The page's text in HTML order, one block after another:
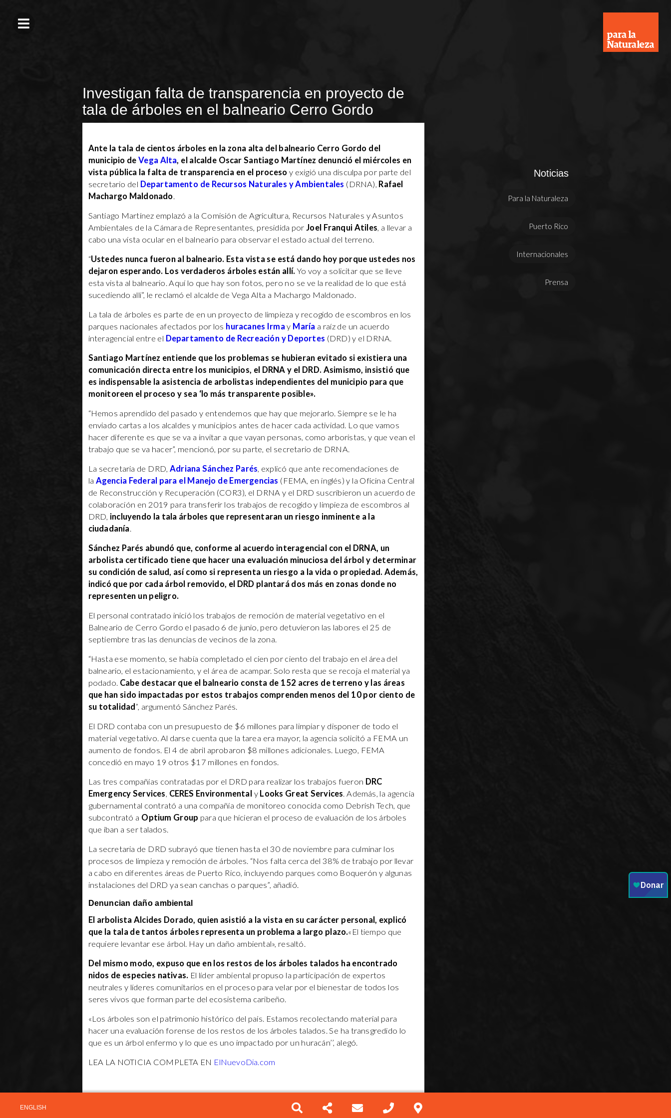
ENGLISH
Investigan falta de transparencia en proyecto de
tala de árboles en el balneario Cerro Gordo
Ante la tala de cientos árboles en la zona alta del balneario Cerro Gordo del
municipio deVega Alta, el alcalde Oscar Santiago Martínez denunció el miércoles en
vista pública la falta de transparencia en el proceso y exigió una disculpa por parte del
secretario del Departamento de Recursos Naturales y Ambientales (DRNA), Rafael
Machargo Maldonado.
Santiago Martínez emplazó a la Comisión de Agricultura, Recursos Naturales y Asuntos
Ambientales de la Cámara de Representantes, presidida porJoel Franqui Atiles, a llevar a
cabo una vista ocular en el balneario para observar el estado actual del terreno.
“Ustedes nunca fueron al balneario. Esta vista se está dando hoy porque ustedes nos
dejaron esperando. Los verdaderos árboles están allí. Yo voy a solicitar que se lleve
esta vista al balneario. Aquí lo que hay son fotos, pero no se ve la realidad de lo que está
sucediendo allí”, le reclamó el alcalde de Vega Alta a Machargo Maldonado.
La tala de árboles es parte de en un proyecto de limpieza y recogido de escombros en los
parques nacionales afectados por los huracanes Irmay María a raíz de un acuerdo
interagencial entre el Departamento de Recreación y Deportes (DRD) y el DRNA.
Santiago Martínez entiende que los problemas se hubieran evitado si existiera una
comunicación directa entre los municipios, el DRNA y el DRD. Asimismo, insistió que
es indispensable la asistencia de arbolistas independientes del municipio para que
monitoreen el proceso y sea ‘lo más transparente posible».
“Hemos aprendido del pasado y entendemos que hay que mejorarlo. Siempre se le ha
enviado cartas a los alcaldes y municipios antes de hacer cada actividad. Lo que vamos
hacer diferente es que se va a invitar a que vayan personas, como arboristas, y que vean el
trabajo que se va hacer”, mencionó, por su parte, el secretario de DRNA.
La secretaria de DRD, Adriana Sánchez Parés, explicó que ante recomendaciones de
la Agencia Federal para el Manejo de Emergencias (FEMA, en inglés) y la Oficina Central
de Reconstrucción y Recuperación (COR3), el DRNA y el DRD suscribieron un acuerdo de
colaboración en 2019 para transferir los trabajos de recogido y limpieza de escombros al
DRD, incluyendo la tala árboles que representaran un riesgo inminente a la
ciudadanía.
Sánchez Parés abundó que, conforme al acuerdo interagencial con el DRNA, un
arbolista certificado tiene que hacer una evaluación minuciosa del árbol y determinar
su condición de salud, así como si representa un riesgo a la vida o propiedad. Además,
indicó que por cada árbol removido, el DRD plantará dos más en zonas donde no
representen un peligro.
El personal contratado inició los trabajos de remoción de material vegetativo en el
Balneario de Cerro Gordo el pasado 6 de junio, pero detuvieron las labores el 25 de
septiembre tras las denuncias de vecinos de la zona.
“Hasta ese momento, se había completado el cien por ciento del trabajo en el área del
balneario, el estacionamiento, y el área de acampar. Solo resta que se recoja el material ya
podado. Cabe destacar que el balneario consta de 152 acres de terreno y las áreas
que han sido impactadas por estos trabajos comprenden menos del 10 por ciento de
su totalidad”, argumentó Sánchez Parés.
El DRD contaba con un presupuesto de $6 millones para limpiar y disponer de todo el
material vegetativo. Al darse cuenta que la tarea era mayor, la agencia solicitó a FEMA un
aumento de fondos. El 4 de abril aprobaron $8 millones adicionales. Luego, FEMA
concedió en mayo 19 otros $17 millones en fondos.
Las tres compañías contratadas por el DRD para realizar los trabajos fueron DRC
Emergency Services, CERES Environmental y Looks Great Services. Además, la agencia
gubernamental contrató a una compañía de monitoreo conocida como Debrish Tech, que
subcontrató a Optium Group para que hicieran el proceso de evaluación de los árboles
que iban a ser talados.
La secretaria de DRD subrayó que tienen hasta el 30 de noviembre para culminar los
procesos de limpieza y remoción de árboles. “Nos falta cerca del 38% de trabajo por llevar
a cabo en diferentes áreas de Puerto Rico, incluyendo parques como Boquerón y algunas
instalaciones del DRD ya sean canchas o parques”, añadió.
Denuncian daño ambiental
El arbolista Alcides Dorado, quien asistió a la vista en su carácter personal, explicó
que la tala de tantos árboles representa un problema a largo plazo.«El tiempo que
requiere levantar ese árbol. Hay un daño ambiental», resaltó.
Del mismo modo, expuso que en los restos de los árboles talados ha encontrado
nidos de especies nativas. El líder ambiental propuso la participación de expertos
neutrales y líderes comunitarios en el proceso para velar por el bienestar de todos los
seres vivos que forman parte del ecosistema caribeño.
«Los árboles son el patrimonio histórico del país. Estamos recolectando material para
hacer una evaluación forense de los restos de los árboles talados. Se ha transgredido lo
que es un árbol enfermo y lo que es uno impactado por un huracán’’, alegó.
LEA LA NOTICIA COMPLETA EN ElNuevoDia.com
Noticias
Para la Naturaleza
Puerto Rico
Internacionales
Prensa